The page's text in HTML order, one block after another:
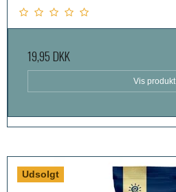
19,95 DKK
Vis produkt
Udsolgt